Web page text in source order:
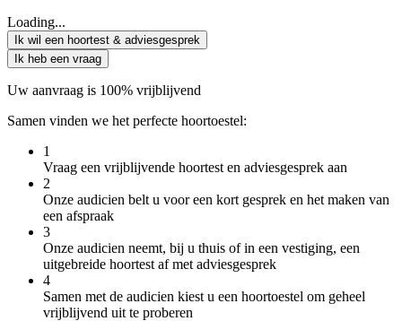
Loading...
Ik wil een hoortest & adviesgesprek
Ik heb een vraag
Uw aanvraag is 100% vrijblijvend
Samen vinden we het perfecte hoortoestel:
1
Vraag een vrijblijvende hoortest en adviesgesprek aan
2
Onze audicien belt u voor een kort gesprek en het maken van
een afspraak
3
Onze audicien neemt, bij u thuis of in een vestiging, een
uitgebreide hoortest af met adviesgesprek
4
Samen met de audicien kiest u een hoortoestel om geheel
vrijblijvend uit te proberen